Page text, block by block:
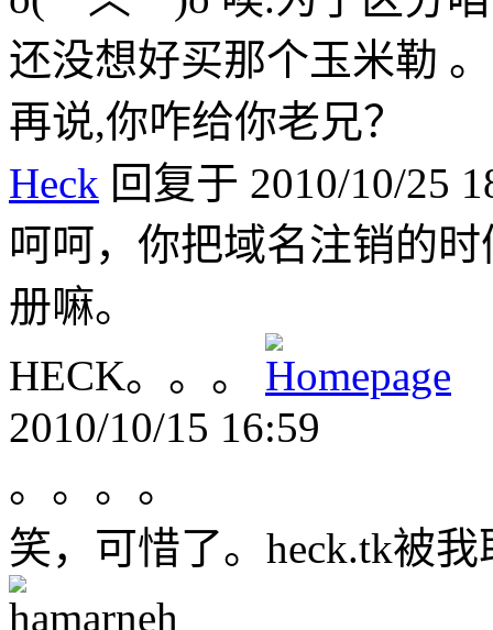
还没想好买那个玉米勒 。
再说,你咋给你老兄？
Heck 回复于 2010/10/25
呵呵，你把域名注销的
册嘛。
HECK。。。
2010/10/15 16:59
。。。。
笑，可惜了。heck.tk被我